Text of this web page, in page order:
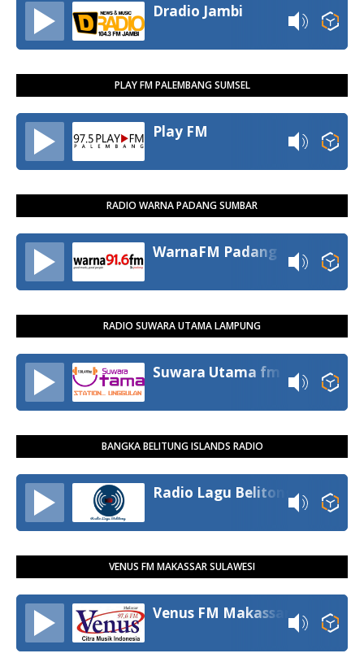
Dradio Jambi
PLAY FM PALEMBANG SUMSEL
Play FM
RADIO WARNA PADANG SUMBAR
WarnaFM Padang
RADIO SUWARA UTAMA LAMPUNG
Suwara Utama fm
BANGKA BELITUNG ISLANDS RADIO
Radio Lagu Belitong
VENUS FM MAKASSAR SULAWESI
Venus FM Makassar